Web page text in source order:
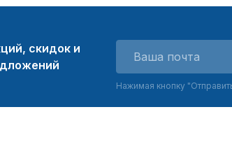
скидок и
Нажимая кнопку